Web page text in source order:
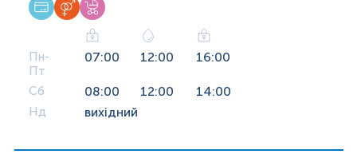
Пн-
Пт
07:00 12:00 16:00
Сб 08:00 12:00 14:00
Нд вихідний